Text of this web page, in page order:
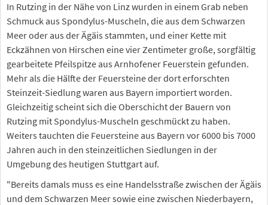
In Rutzing in der Nähe von Linz wurden in einem Grab neben
Schmuck aus Spondylus-Muscheln, die aus dem Schwarzen
Meer oder aus der Ägäis stammten, und einer Kette mit
Eckzähnen von Hirschen eine vier Zentimeter große, sorgfältig
gearbeitete Pfeilspitze aus Arnhofener Feuerstein gefunden.
Mehr als die Hälfte der Feuersteine der dort erforschten
Steinzeit-Siedlung waren aus Bayern importiert worden.
Gleichzeitig scheint sich die Oberschicht der Bauern von
Rutzing mit Spondylus-Muscheln geschmückt zu haben.
Weiters tauchten die Feuersteine aus Bayern vor 6000 bis 7000
Jahren auch in den steinzeitlichen Siedlungen in der
Umgebung des heutigen Stuttgart auf.
"Bereits damals muss es eine Handelsstraße zwischen der Ägäis
und dem Schwarzen Meer sowie eine zwischen Niederbayern,